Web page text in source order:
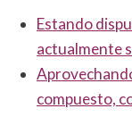
Estando
actualmente
compuesto,